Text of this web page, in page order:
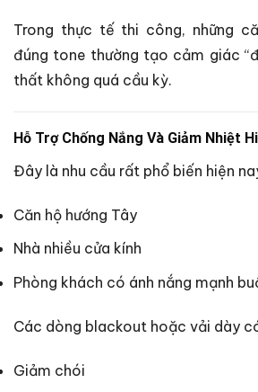
Trong thực tế thi công, những
đúng tone thường tạo cảm giác
thất không quá cầu kỳ.
Hỗ Trợ Chống Nắng Và Giảm Nhiệt
Đây là nhu cầu rất phổ biến hiện
Căn hộ hướng Tây
Nhà nhiều cửa kính
Phòng khách có ánh nắng mạnh
Các dòng blackout hoặc vải dày
Giảm chói